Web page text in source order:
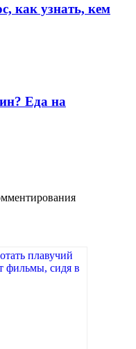
как узнать, кем
Еда на